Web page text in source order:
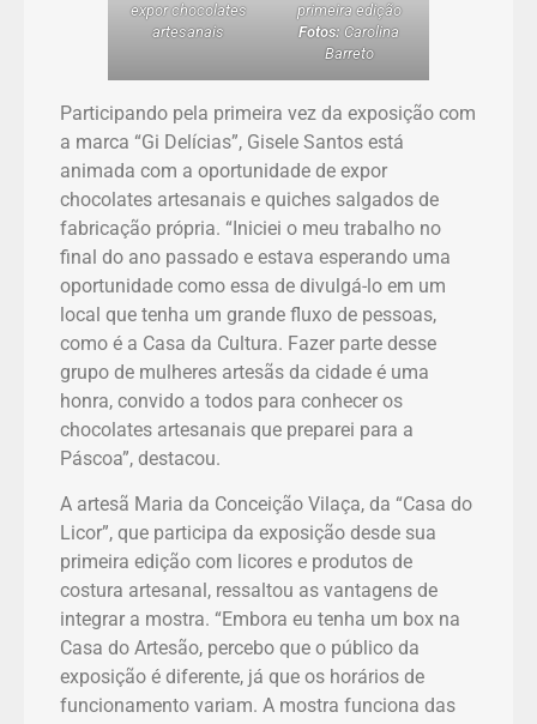
expor chocolates
artesanais
primeira edição
Fotos: Carolina
Barreto
Participando pela primeira vez da exposição com
a marca “Gi Delícias”, Gisele Santos está
animada com a oportunidade de expor
chocolates artesanais e quiches salgados de
fabricação própria. “Iniciei o meu trabalho no
final do ano passado e estava esperando uma
oportunidade como essa de divulgá-lo em um
local que tenha um grande fluxo de pessoas,
como é a Casa da Cultura. Fazer parte desse
grupo de mulheres artesãs da cidade é uma
honra, convido a todos para conhecer os
chocolates artesanais que preparei para a
Páscoa”, destacou.
A artesã Maria da Conceição Vilaça, da “Casa do
Licor”, que participa da exposição desde sua
primeira edição com licores e produtos de
costura artesanal, ressaltou as vantagens de
integrar a mostra. “Embora eu tenha um box na
Casa do Artesão, percebo que o público da
exposição é diferente, já que os horários de
funcionamento variam. A mostra funciona das